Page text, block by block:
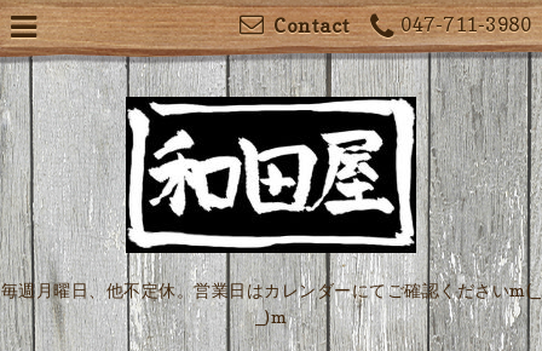
047-711-3980
Contact
毎週月曜日、他不定休。営業日はカレンダーにてご確認くださいm(_
_)m